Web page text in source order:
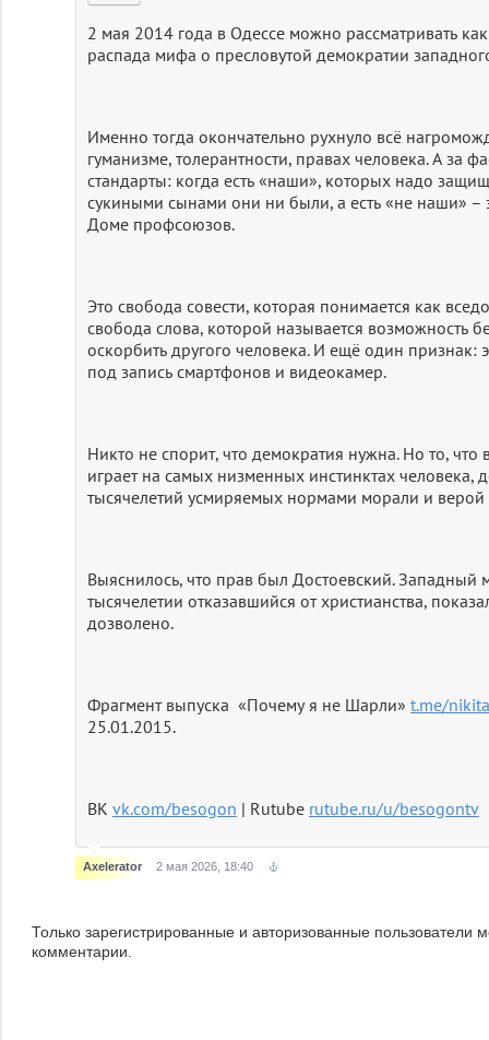
2 мая 2014 года в Одессе можно рассматривать
распада мифа о пресловутой демократии
Именно тогда окончательно рухнуло всё
гуманизме, толерантности, правах человека. А за
стандарты: когда есть «наши», которых надо
сукиными сынами они ни были, а есть «не наши» –
Доме профсоюзов.
Это свобода совести, которая понимается как
свобода слова, которой называется возможность
оскорбить другого человека. И ещё один признак:
под запись смартфонов и видеокамер.
Никто не спорит, что демократия нужна. Но то, что
играет на самых низменных инстинктах человека,
тысячелетий усмиряемых нормами морали и верой
Выяснилось, что прав был Достоевский. Западный
тысячелетии отказавшийся от христианства,
дозволено.
Фрагмент выпуска «Почему я не Шарли» t.me/
25.01.2015.
ВК vk.com/besogon | Rutube rutube.ru/u/besogontv
Axelerator 2 мая 2026, 18:40
Только зарегистрированные и авторизованные пользователи
комментарии.